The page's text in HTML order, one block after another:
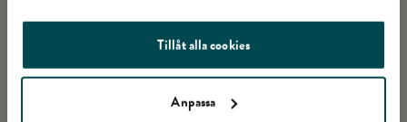
Tillåt alla cookies
Anpassa